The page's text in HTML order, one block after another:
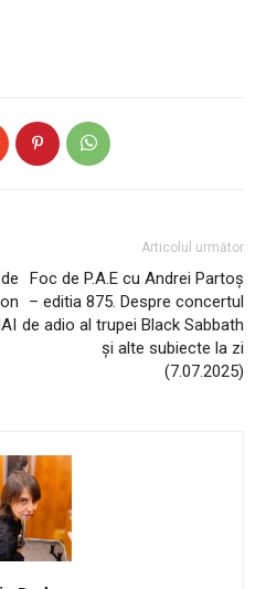
Articolul următor
Foc de P.A.E cu Andrei Partoș
– editia 875. Despre concertul
de adio al trupei Black Sabbath
și alte subiecte la zi
(7.07.2025)